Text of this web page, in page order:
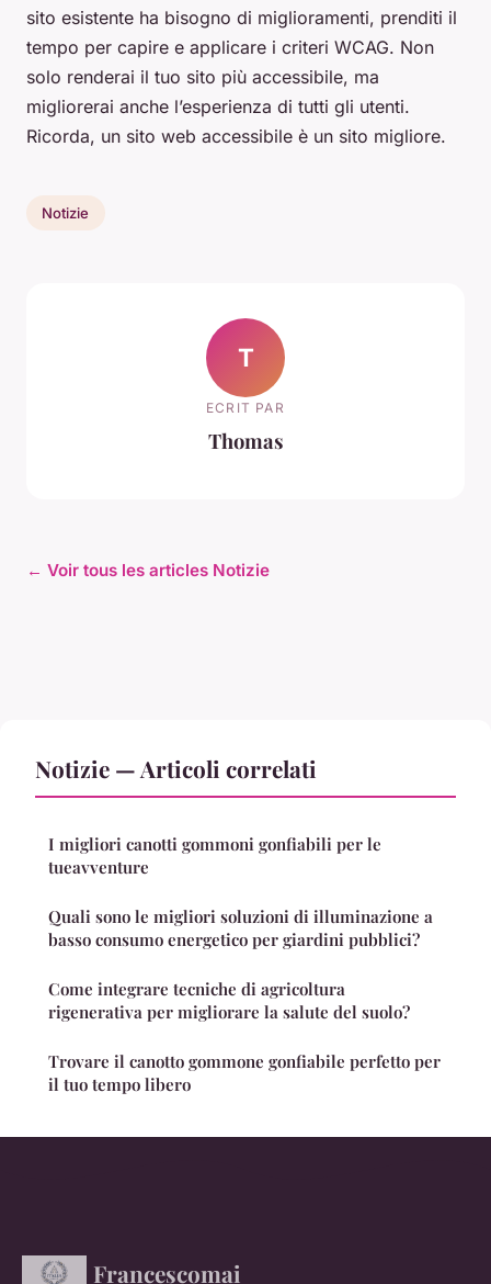
sito esistente ha bisogno di miglioramenti, prenditi il
tempo per capire e applicare i criteri WCAG. Non
solo renderai il tuo sito più accessibile, ma
migliorerai anche l’esperienza di tutti gli utenti.
Ricorda, un sito web accessibile è un sito migliore.
Notizie
T
ECRIT PAR
Thomas
← Voir tous les articles Notizie
Notizie — Articoli correlati
I migliori canotti gommoni gonfiabili per le
tueavventure
Quali sono le migliori soluzioni di illuminazione a
basso consumo energetico per giardini pubblici?
Come integrare tecniche di agricoltura
rigenerativa per migliorare la salute del suolo?
Trovare il canotto gommone gonfiabile perfetto per
il tuo tempo libero
Francescomai